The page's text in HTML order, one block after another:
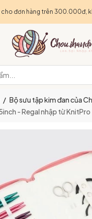
cho đơn hàng trên 300.000đ,
/ Bộ sưu tập kim đan của
- Regal nhập từ KnitPro